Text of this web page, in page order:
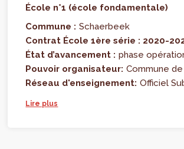
École n°1 (école fondamentale)
Commune : Schaerbeek
Contrat École 1ère série : 2020-
État d’avancement : phase
Pouvoir organisateur: Commune
Réseau d'enseignement: Officiel
Lire plus